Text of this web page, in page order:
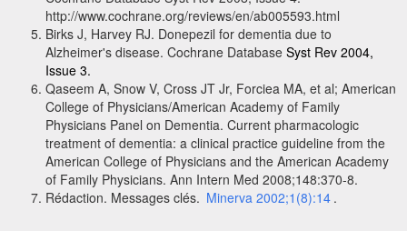
http://www.cochrane.org/reviews/en/ab005593.html
Birks J, Harvey RJ. Donepezil for dementia due to
Alzheimer's disease. Cochrane Database Syst Rev 2004,
Issue 3.
Qaseem A, Snow V, Cross JT Jr, Forciea MA, et al; American
College of Physicians/American Academy of Family
Physicians Panel on Dementia. Current pharmacologic
treatment of dementia: a clinical practice guideline from the
American College of Physicians and the American Academy
of Family Physicians. Ann Intern Med 2008;148:370-8.
Rédaction. Messages clés. Minerva 2002;1(8):14 .